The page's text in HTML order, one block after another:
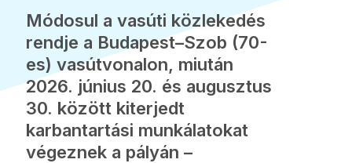
Módosul a vasúti közlekedés
rendje a Budapest–Szob (70-
es) vasútvonalon, miután
2026. június 20. és augusztus
30. között kiterjedt
karbantartási munkálatokat
végeznek a pályán –